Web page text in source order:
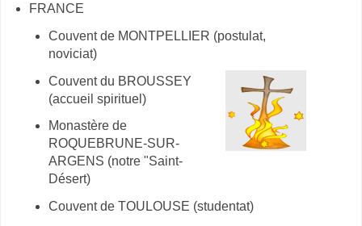
FRANCE
Couvent de MONTPELLIER (postulat,
noviciat)
Couvent du BROUSSEY
(accueil spirituel)
Monastère de
ROQUEBRUNE-SUR-
ARGENS (notre "Saint-
Désert)
Couvent de TOULOUSE (studentat)